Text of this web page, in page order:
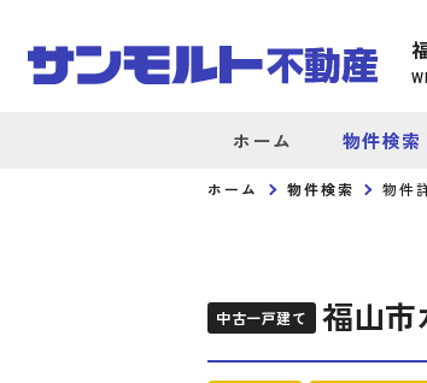
ホーム 物件検索
ホーム 物件検索 物件
中古一戸建て 福山